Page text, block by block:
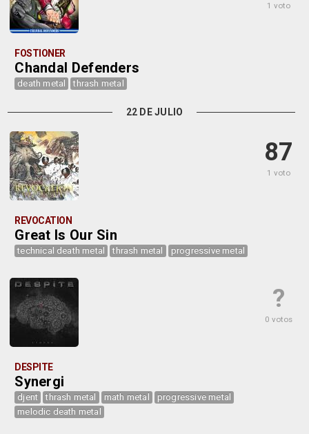
1 voto
FOSTIONER
Chandal Defenders
death metal thrash metal
22 DE JULIO
87
1 voto
REVOCATION
Great Is Our Sin
technical death metal thrash metal progressive metal
?
0 votos
DESPITE
Synergi
djent thrash metal math metal
progressive metal
melodic death metal